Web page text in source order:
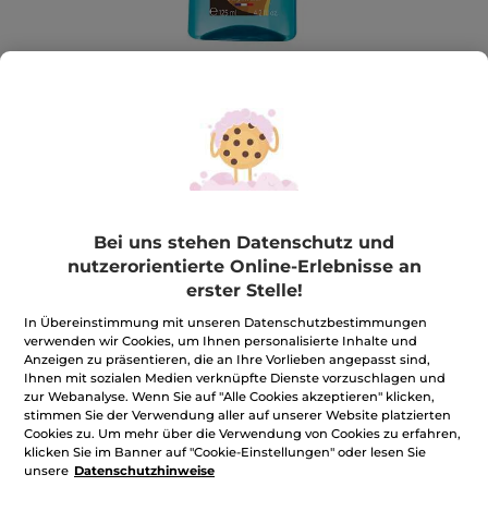
Ein Duft, der dich sofort an die Strände von Tahiti
entführt.
125 ml
4.7
von
5
Sternen.
Bewertungen
anzeigen.
Bodyspray
Monoi
-8% 11,99€* 12,99€
95,92€ / 1l
Menge
Bei uns stehen Datenschutz und
nutzerorientierte Online-Erlebnisse an
erster Stelle!
In Übereinstimmung mit unseren Datenschutzbestimmungen
verwenden wir Cookies, um Ihnen personalisierte Inhalte und
Anzeigen zu präsentieren, die an Ihre Vorlieben angepasst sind,
Ihnen mit sozialen Medien verknüpfte Dienste vorzuschlagen und
zur Webanalyse. Wenn Sie auf "Alle Cookies akzeptieren" klicken,
stimmen Sie der Verwendung aller auf unserer Website platzierten
Cookies zu. Um mehr über die Verwendung von Cookies zu erfahren,
klicken Sie im Banner auf "Cookie-Einstellungen" oder lesen Sie
unsere Datenschutzhinweise